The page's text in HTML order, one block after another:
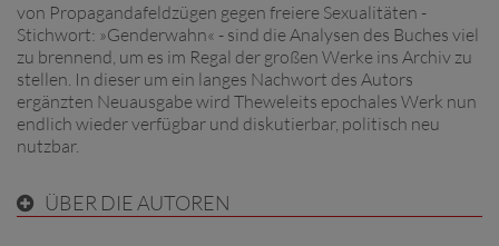
von Propagandafeldzügen gegen freiere Sexualitäten -
Stichwort: »Genderwahn« - sind die Analysen des Buches viel
zu brennend, um es im Regal der großen Werke ins Archiv zu
stellen. In dieser um ein langes Nachwort des Autors
ergänzten Neuausgabe wird Theweleits epochales Werk nun
endlich wieder verfügbar und diskutierbar, politisch neu
nutzbar.
ÜBER DIE AUTOREN